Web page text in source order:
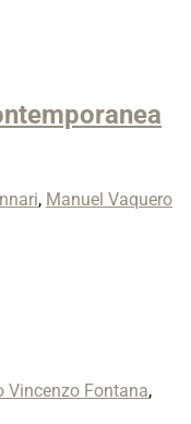
, Manuel Vaquero
Vincenzo Fontana,